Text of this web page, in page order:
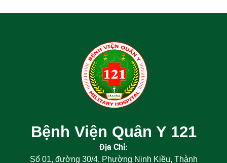
Bệnh Viện Quân Y 121
Địa Chỉ:
Số 01, đường 30/4, Phường Ninh Kiều, Thành